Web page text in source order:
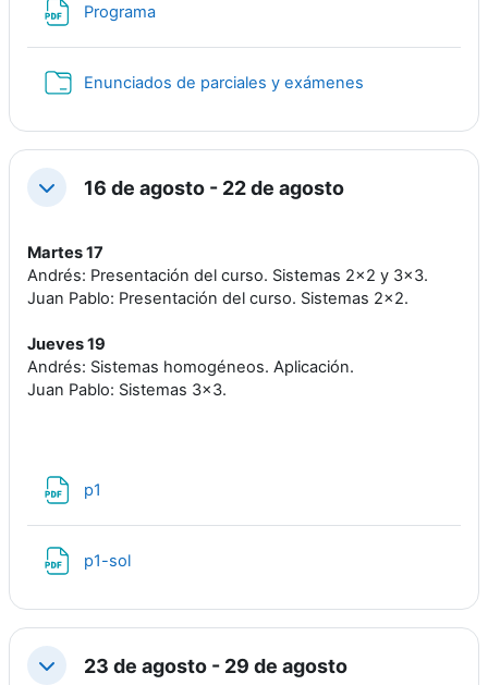
Programa
Enunciados de parciales y exámenes
Colapsar16 de agosto - 22 de agosto
Martes 17
Andrés: Presentación del curso. Sistemas 2x2 y 3x3.
Juan Pablo: Presentación del curso. Sistemas 2x2.
Jueves 19
Andrés: Sistemas homogéneos. Aplicación.
Juan Pablo: Sistemas 3x3.
p1
p1-sol
Colapsar23 de agosto - 29 de agosto